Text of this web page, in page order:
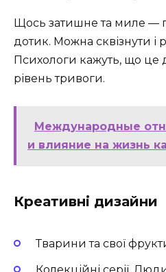
Щось затишне та миле —
дотик. Можна сквізнути і
Психологи кажуть, що це
рівень тривоги.
Международные
и влияние на жизнь
Креативні дизайни
Тварини та свої